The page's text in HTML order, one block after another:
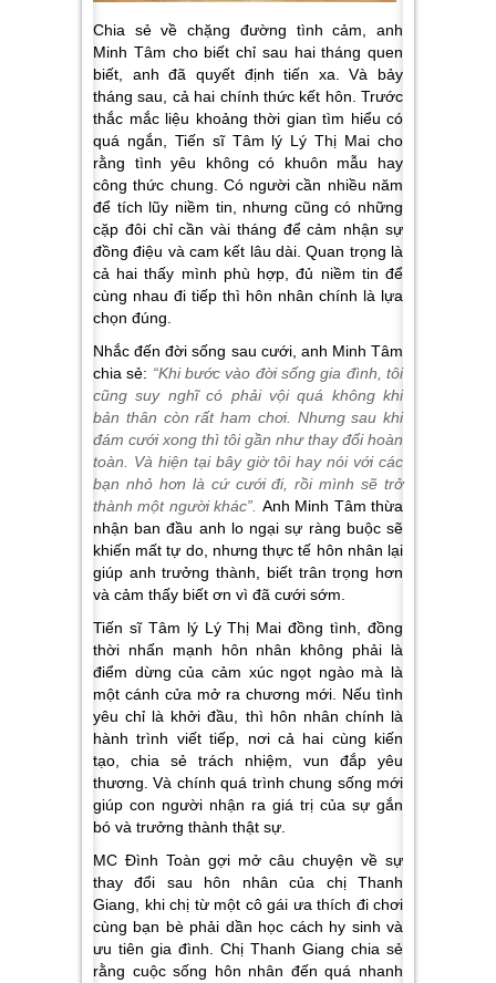
Chia sẻ về chặng đường tình cảm, anh
Minh Tâm cho biết chỉ sau hai tháng quen
biết, anh đã quyết định tiến xa. Và bảy
tháng sau, cả hai chính thức kết hôn. Trước
thắc mắc liệu khoảng thời gian tìm hiểu có
quá ngắn, Tiến sĩ Tâm lý Lý Thị Mai cho
rằng tình yêu không có khuôn mẫu hay
công thức chung. Có người cần nhiều năm
để tích lũy niềm tin, nhưng cũng có những
cặp đôi chỉ cần vài tháng để cảm nhận sự
đồng điệu và cam kết lâu dài. Quan trọng là
cả hai thấy mình phù hợp, đủ niềm tin để
cùng nhau đi tiếp thì hôn nhân chính là lựa
chọn đúng.
Nhắc đến đời sống sau cưới, anh Minh Tâm
chia sẻ: “Khi bước vào đời sống gia đình, tôi
cũng suy nghĩ có phải vội quá không khi
bản thân còn rất ham chơi. Nhưng sau khi
đám cưới xong thì tôi gần như thay đổi hoàn
toàn. Và hiện tại bây giờ tôi hay nói với các
bạn nhỏ hơn là cứ cưới đi, rồi mình sẽ trở
thành một người khác”. Anh Minh Tâm thừa
nhận ban đầu anh lo ngại sự ràng buộc sẽ
khiến mất tự do, nhưng thực tế hôn nhân lại
giúp anh trưởng thành, biết trân trọng hơn
và cảm thấy biết ơn vì đã cưới sớm.
Tiến sĩ Tâm lý Lý Thị Mai đồng tình, đồng
thời nhấn mạnh hôn nhân không phải là
điểm dừng của cảm xúc ngọt ngào mà là
một cánh cửa mở ra chương mới. Nếu tình
yêu chỉ là khởi đầu, thì hôn nhân chính là
hành trình viết tiếp, nơi cả hai cùng kiến
tạo, chia sẻ trách nhiệm, vun đắp yêu
thương. Và chính quá trình chung sống mới
giúp con người nhận ra giá trị của sự gắn
bó và trưởng thành thật sự.
MC Đình Toàn gợi mở câu chuyện về sự
thay đổi sau hôn nhân của chị Thanh
Giang, khi chị từ một cô gái ưa thích đi chơi
cùng bạn bè phải dần học cách hy sinh và
ưu tiên gia đình. Chị Thanh Giang chia sẻ
rằng cuộc sống hôn nhân đến quá nhanh